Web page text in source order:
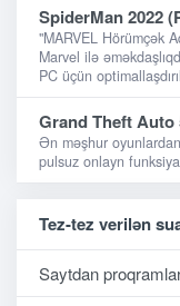
SpiderMan 2022
"MARVEL Hörümçək
Marvel ilə
PC üçün
Grand Theft Auto
Ən məşhur
pulsuz onlayn
Tez-tez verilən
Saytdan